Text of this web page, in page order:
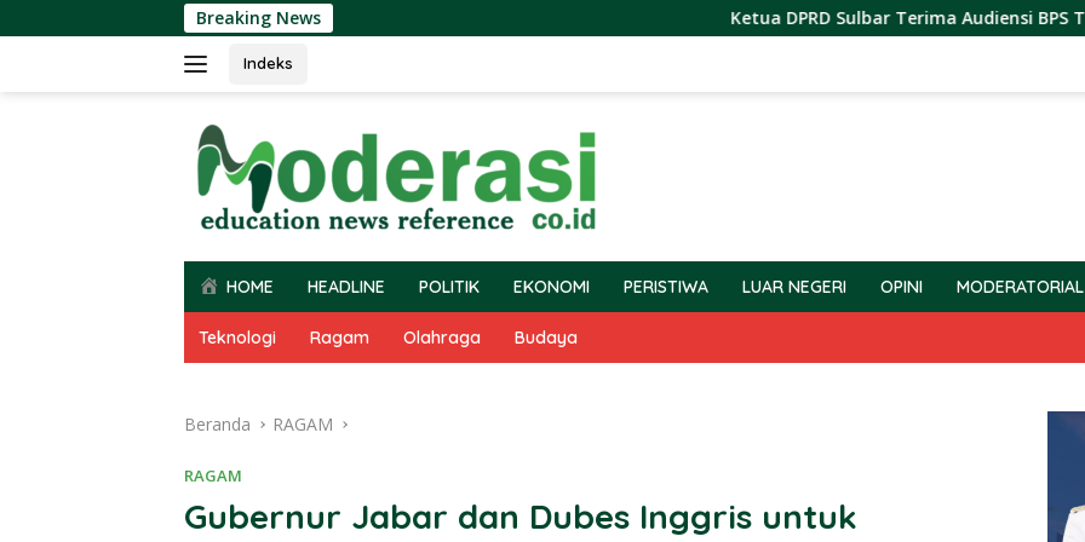
ke
Breaking News Ketua DPRD Sulbar Terima Audiensi BPS Terkait
Indeks
HOME HEADLINE POLITIK EKONOMI PERISTIWA LUAR NEGERI OPINI MODERATORIAL
Teknologi Ragam Olahraga Budaya
Beranda RAGAM
RAGAM
Gubernur Jabar dan Dubes Inggris untuk